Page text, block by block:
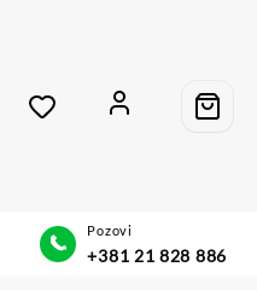
Pozovi
+381 21 828 886